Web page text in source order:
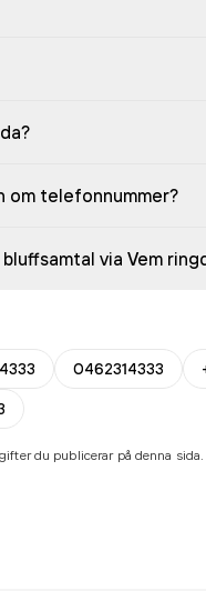
om telefonnummer?
via Vem
0462314333
du publicerar på denna